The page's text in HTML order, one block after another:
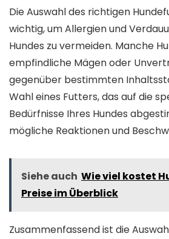
Die Auswahl des richtigen
wichtig, um Allergien und
Hundes zu vermeiden. Manche
empfindliche Mägen oder
gegenüber bestimmten
Wahl eines Futters, das auf die
Bedürfnisse Ihres Hundes
mögliche Reaktionen und
Siehe auch Wie viel kostet
Preise im Überblick
Zusammenfassend ist die